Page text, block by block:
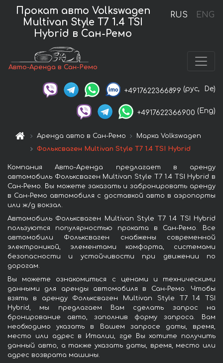
RUS ENG
Прокат авто Volkswagen
Multivan Style T7 1.4 TSI
Hybrid в Сан-Ремо
Авто-Аренда в Сан-Ремо
+4917622366899 (рус, De)
+4917622366900 (Eng)
Аренда авто в Сан-Ремо
Марка Volkswagen
Фольксваген Multivan Style T7 1.4 TSI Hybrid
Компания Авто-Аренда предлагает в аренду
автомобиль Фольксваген Multivan Style T7 1.4 TSI Hybrid в
Сан-Ремо. Вы можете заказать и забронировать аренду
в Сан-Ремо автомобиля с доставкой авто в аэропорты
или ж/д вокзал.
Автомобиль Фольксваген Multivan Style T7 1.4 TSI Hybrid
пользуются популярностью проката в Сан-Ремо. Все
автомобили Фольксваген снабжены современной
электроникой, элементами комфорта, системами
безопасности и устойчивости при движении по
дорогам.
Вы можете ознакомиться с ценами и техническими
данными для аренды автомобиля в Сан-Ремо. Чтобы
взять в аренду Фольксваген Multivan Style T7 1.4 TSI
Hybrid, мы предлагаем Вам сделать запрос на
бронирование авто, заполнив форму запроса. Вам
необходимо указать в Вашем запросе даты, время,
место или адрес в Италии, где Вы хотите получить
данный авто, а также указать даты, время, место или
адрес возврата машины.